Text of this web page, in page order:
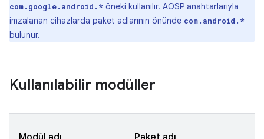
com.google.android.* öneki kullanılır. AOSP anahtarlarıyla
imzalanan cihazlarda paket adlarının önünde com.android.*
bulunur.
Kullanılabilir modüller